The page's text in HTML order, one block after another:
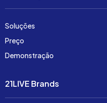
Soluções
Preço
Demonstração
21LIVE Brands